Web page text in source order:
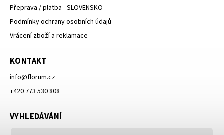
Přeprava / platba - SLOVENSKO
Podmínky ochrany osobních údajů
Vrácení zboží a reklamace
KONTAKT
info@florum.cz
+420 773 530 808
VYHLEDÁVÁNÍ